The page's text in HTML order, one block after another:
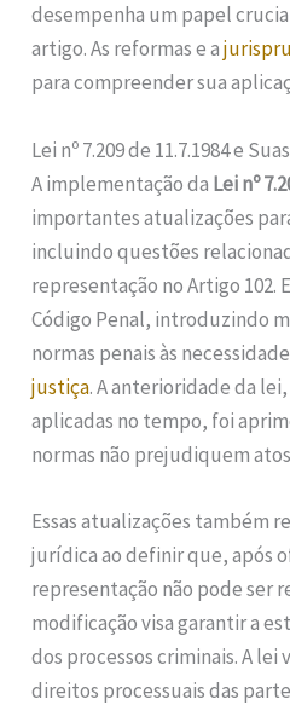
desempenha um papel
artigo. As reformas e a
para compreender sua
Lei nº 7.209 de 11.7.1984 e
A implementação da Lei nº
importantes atualizações
incluindo questões
representação no Artigo 102.
Código Penal, introduzindo
normas penais às
justiça. A anterioridade da
aplicadas no tempo, foi
normas não prejudiquem
Essas atualizações também
jurídica ao definir que, após
representação não pode ser
modificação visa garantir a
dos processos criminais. A lei
direitos processuais das